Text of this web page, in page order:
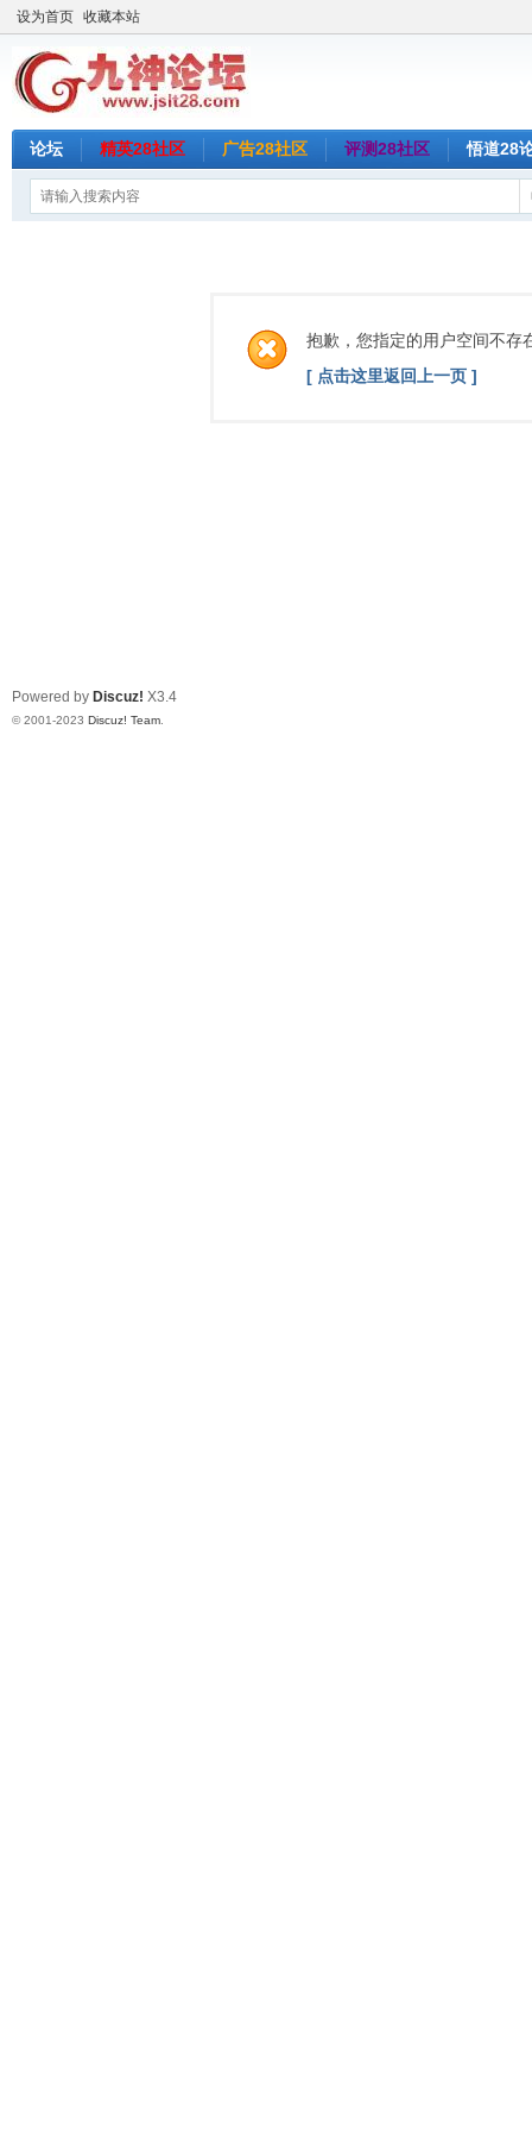
设为首页 收藏本站
论坛 精英28社区 广告28社区 评测28社区 悟道28
抱歉，您指定的用户空间不存
[ 点击这里返回上一页 ]
Powered by Discuz! X3.4
© 2001-2023 Discuz! Team